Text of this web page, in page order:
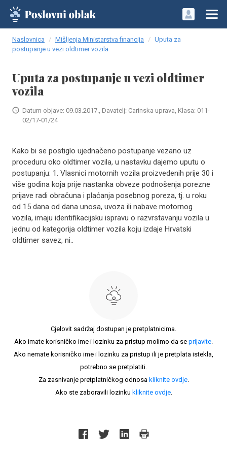
Naslovnica Mišljenja Ministarstva financija
Uputa za
postupanje u vezi oldtimer vozila
Uputa za postupanje u vezi oldtimer
vozila
Datum objave: 09.03.2017., Davatelj: Carinska uprava, Klasa: 011-
02/17-01/24
Kako bi se postiglo ujednačeno postupanje vezano uz
proceduru oko oldtimer vozila, u nastavku dajemo uputu o
postupanju: 1. Vlasnici motornih vozila proizvedenih prije 30 i
više godina koja prije nastanka obveze podnošenja porezne
prijave radi obračuna i plaćanja posebnog poreza, tj. u roku
od 15 dana od dana unosa, uvoza ili nabave motornog
vozila, imaju identifikacijsku ispravu o razvrstavanju vozila u
jednu od kategorija oldtimer vozila koju izdaje Hrvatski
oldtimer savez, ni..
Cjelovit sadržaj dostupan je pretplatnicima.
Ako imate korisničko ime i lozinku za pristup molimo da se prijavite.
Ako nemate korisničko ime i lozinku za pristup ili je pretplata istekla,
potrebno se pretplatiti.
Za zasnivanje pretplatničkog odnosa kliknite ovdje.
Ako ste zaboravili lozinku kliknite ovdje.